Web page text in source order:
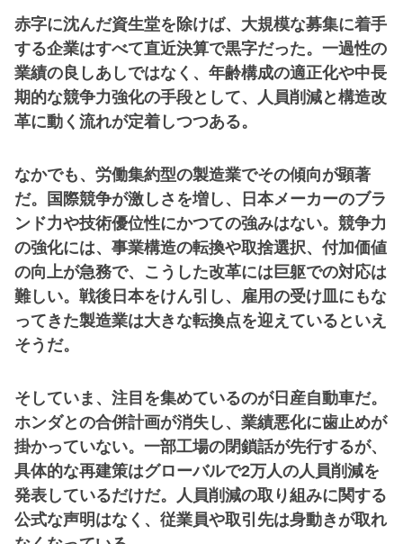
赤字に沈んだ資生堂を除けば、大規模な募集に着手
する企業はすべて直近決算で黒字だった。一過性の
業績の良しあしではなく、年齢構成の適正化や中長
期的な競争力強化の手段として、人員削減と構造改
革に動く流れが定着しつつある。
なかでも、労働集約型の製造業でその傾向が顕著
だ。国際競争が激しさを増し、日本メーカーのブラ
ンド力や技術優位性にかつての強みはない。競争力
の強化には、事業構造の転換や取捨選択、付加価値
の向上が急務で、こうした改革には巨躯での対応は
難しい。戦後日本をけん引し、雇用の受け皿にもな
ってきた製造業は大きな転換点を迎えているといえ
そうだ。
そしていま、注目を集めているのが日産自動車だ。
ホンダとの合併計画が消失し、業績悪化に歯止めが
掛かっていない。一部工場の閉鎖話が先行するが、
具体的な再建策はグローバルで2万人の人員削減を
発表しているだけだ。人員削減の取り組みに関する
公式な声明はなく、従業員や取引先は身動きが取れ